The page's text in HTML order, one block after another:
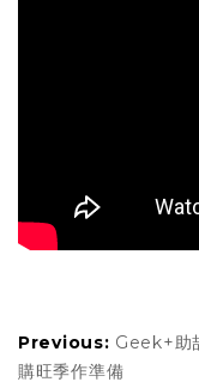
Previous: Geek+助
購旺季作準備